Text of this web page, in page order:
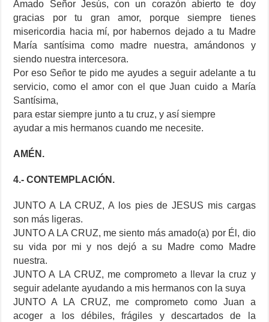
Amado Señor Jesús, con un corazón abierto te doy
gracias por tu gran amor, porque siempre tienes
misericordia hacia mí, por habernos dejado a tu Madre
María santísima como madre nuestra, amándonos y
siendo nuestra intercesora.
Por eso Señor te pido me ayudes a seguir adelante a tu
servicio, como el amor con el que Juan cuido a María
Santísima,
para estar siempre junto a tu cruz, y así siempre
ayudar a mis hermanos cuando me necesite.
AMÉN.
4.- CONTEMPLACIÓN.
JUNTO A LA CRUZ, A los pies de JESUS mis cargas
son más ligeras.
JUNTO A LA CRUZ, me siento más amado(a) por Él, dio
su vida por mi y nos dejó a su Madre como Madre
nuestra.
JUNTO A LA CRUZ, me comprometo a llevar la cruz y
seguir adelante ayudando a mis hermanos con la suya
JUNTO A LA CRUZ, me comprometo como Juan a
acoger a los débiles, frágiles y descartados de la